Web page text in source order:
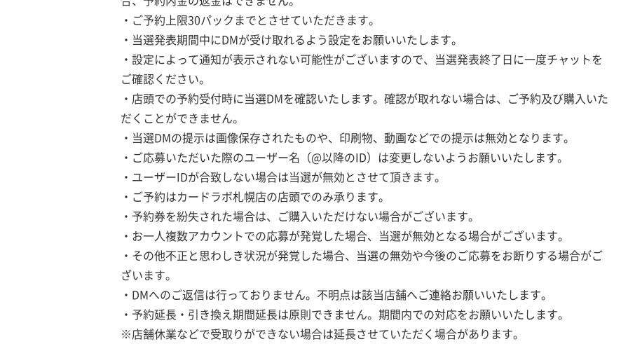
・ご予約上限30パックまでとさせていただきます。
・当選発表期間中にDMが受け取れるよう設定をお願いいたします。
・設定によって通知が表示されない可能性がございますので、当選発表終了日に一度チャットを
ご確認ください。
・店頭での予約受付時に当選DMを確認いたします。確認が取れない場合は、ご予約及び購入いた
だくことができません。
・当選DMの提示は画像保存されたものや、印刷物、動画などでの提示は無効となります。
・ご応募いただいた際のユーザー名（@以降のID）は変更しないようお願いいたします。
・ユーザーIDが合致しない場合は当選が無効とさせて頂きます。
・ご予約はカードラボ札幌店の店頭でのみ承ります。
・予約券を紛失された場合は、ご購入いただけない場合がございます。
・お一人複数アカウントでの応募が発覚した場合、当選が無効となる場合がございます。
・その他不正と思わしき状況が発覚した場合、当選の無効や今後のご応募をお断りする場合がご
ざいます。
・DMへのご返信は行っておりません。不明点は該当店舗へご連絡お願いいたします。
・予約延長・引き換え期間延長は原則できません。期間内での対応をお願いいたします。
※店舗休業などで受取りができない場合は延長させていただく場合があります。